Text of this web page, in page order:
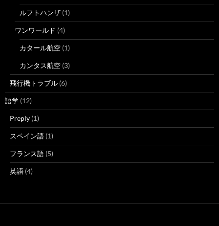
ルフトハンザ (1)
ワンワールド (4)
カタール航空 (1)
カンタス航空 (3)
飛行機トラブル (6)
語学 (12)
Preply (1)
スペイン語 (1)
フランス語 (5)
英語 (4)